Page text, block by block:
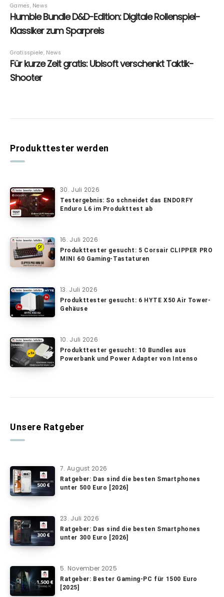
Produkttester werden
30. Juli 2026
Testergebnis: So schneidet das ENDORFY
Enduro L6 im Produkttest ab
16. Juli 2026
Produkttester gesucht: 5 Corsair CLIPPER PRO
MINI 60 Gaming-Tastaturen
13. Juli 2026
Produkttester gesucht: 6 HYTE X50 Air Tower-
Gehäuse
10. Juli 2026
Produkttester gesucht: 10 Bundles aus
Powerbank und Power Adapter von Intenso
Unsere Ratgeber
7. August 2026
Ratgeber: Das sind die besten Smartphones
unter 500 Euro [2026]
23. Juli 2026
Ratgeber: Das sind die besten Smartphones
unter 300 Euro [2026]
5. November 2025
Ratgeber: Bester Gaming-PC für 1500 Euro
[2025]